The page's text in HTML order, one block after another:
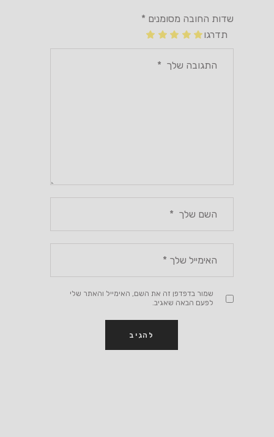
שדות החובה מסומנים *
תדרגו
שמור בדפדפן זה את השם, האימייל והאתר שלי
לפעם הבאה שאגיב.